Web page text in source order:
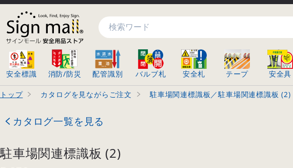
検索
安全標識 消防/防災 配管識別 バルブ札 安全札 テープ 安全具
トップ カタログを見ながらご注文 駐車場関連標識板／駐車場関連標識板 (2)
カタログ一覧を見る
駐車場関連標識板 (2)